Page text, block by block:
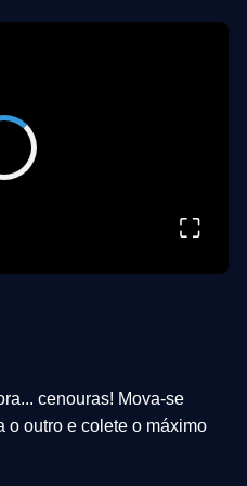
⛶
cenouras! Mova-se
o outro e colete o máximo